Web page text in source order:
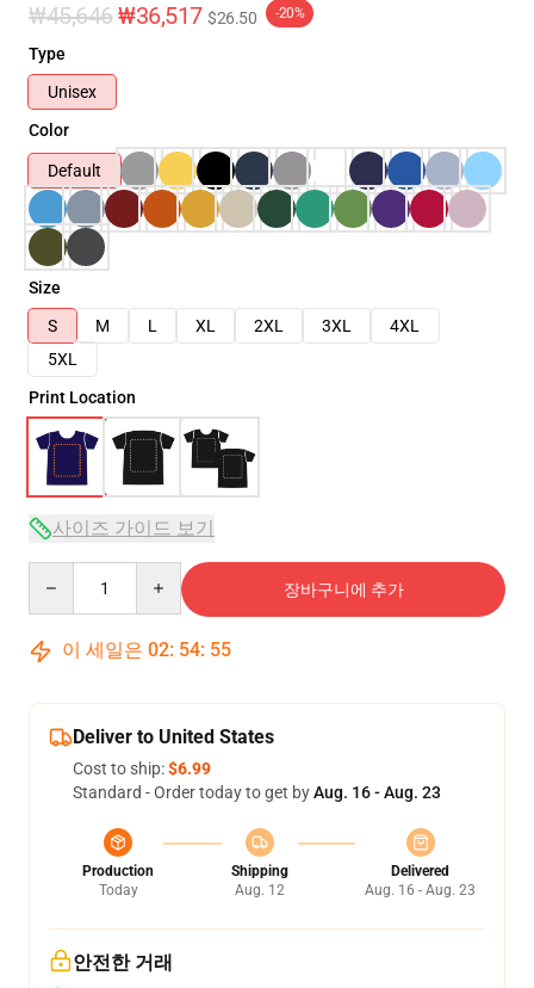
₩45,646₩36,517 $26.50 -20%
Type
Unisex
Color
Default
Size
S
M L XL 2XL 3XL
4XL
5XL
Print Location
사이즈 가이드 보기
장바구니에 추가
이 세일은 02: 54: 54
Deliver to United States
Cost to ship:$6.99
Standard - Order today to get byAug. 16 - Aug. 23
Production
Today
Shipping
Aug. 12
Delivered
Aug. 16 - Aug. 23
안전한 거래